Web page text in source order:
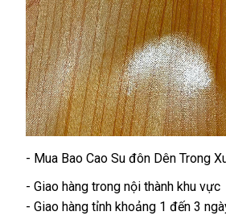
- Mua Bao Cao Su đôn Dên Trong
- Giao hàng trong nội thành khu
- Giao hàng tỉnh khoảng 1 đến 3